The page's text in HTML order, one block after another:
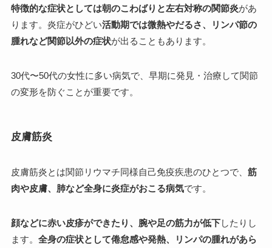
特徴的な症状としては朝のこわばりと左右対称の関節炎があ
ります。炎症がひどい活動期では微熱やだるさ、リンパ節の
腫れなど関節以外の症状が出ることもあります。
30代〜50代の女性に多い病気で、早期に発見・治療して関節
の変形を防ぐことが重要です。
皮膚筋炎
皮膚筋炎とは関節リウマチ同様自己免疫疾患のひとつで、 筋
肉や皮膚、肺など全身に炎症がおこる病気です。
顔などに赤い皮疹ができたり、腕や足の筋力が低下したりし
ます。 全身の症状として倦怠感や発熱、リンパの腫れがあら